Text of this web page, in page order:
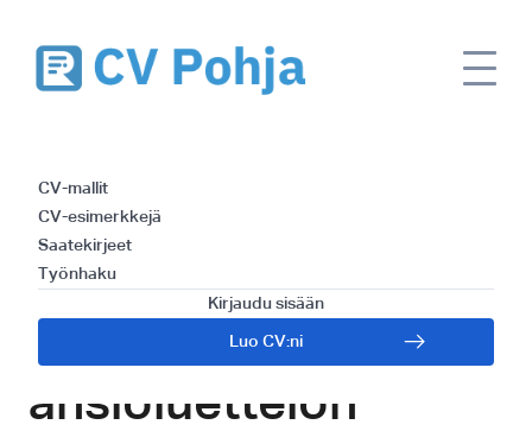
CV-mallit
CV-esimerkkejä
Saatekirjeet
Työnhaku
Kirjaudu sisään
Luo CV:ni
Liiketoiminnan
analyytikon CV -
opas jonka avulla
kirjoitat menestyvän
ansioluettelon